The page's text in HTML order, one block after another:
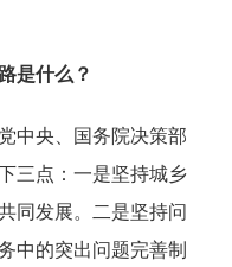
是什么？
中央、国务院决策部
三点：一是坚持城乡
同发展。二是坚持问
中的突出问题完善制